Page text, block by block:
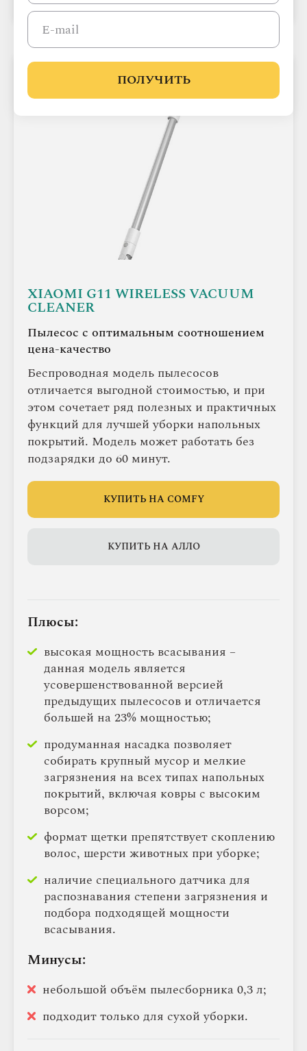
XIAOMI G11 WIRELESS VACUUM
CLEANER
Пылесос с оптимальным соотношением
цена-качество
Беспроводная модель пылесосов
отличается выгодной стоимостью, и при
этом сочетает ряд полезных и практичных
функций для лучшей уборки напольных
покрытий. Модель может работать без
подзарядки до 60 минут.
КУПИТЬ НА COMFY
КУПИТЬ НА АЛЛО
Плюсы:
высокая мощность всасывания –
данная модель является
усовершенствованной версией
предыдущих пылесосов и отличается
большей на 23% мощностью;
продуманная насадка позволяет
собирать крупный мусор и мелкие
загрязнения на всех типах напольных
покрытий, включая ковры с высоким
ворсом;
формат щетки препятствует скоплению
волос, шерсти животных при уборке;
наличие специального датчика для
распознавания степени загрязнения и
подбора подходящей мощности
всасывания.
Минусы:
небольшой объём пылесборника 0,3 л;
подходит только для сухой уборки.
ПОЛУЧИТЬ